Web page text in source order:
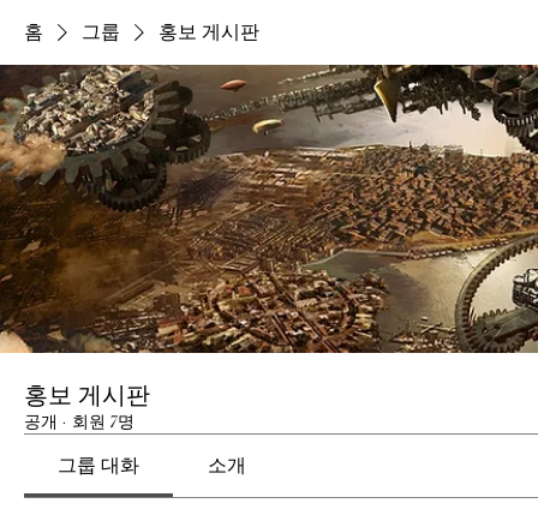
홈 그룹 홍보 게시판
홍보 게시판
공개 · 회원 7명
그룹 대화 소개